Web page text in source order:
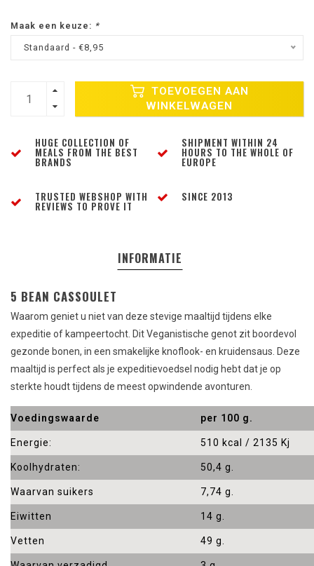
Maak een keuze: *
Standaard - €8,95
TOEVOEGEN AAN
WINKELWAGEN
HUGE COLLECTION OF
MEALS FROM THE BEST
BRANDS
SHIPMENT WITHIN 24
HOURS TO THE WHOLE OF
EUROPE
TRUSTED WEBSHOP WITH
REVIEWS TO PROVE IT
SINCE 2013
INFORMATIE
5 BEAN CASSOULET
Waarom geniet u niet van deze stevige maaltijd tijdens elke
expeditie of kampeertocht. Dit Veganistische genot zit boordevol
gezonde bonen, in een smakelijke knoflook- en kruidensaus. Deze
maaltijd is perfect als je expeditievoedsel nodig hebt dat je op
sterkte houdt tijdens de meest opwindende avonturen.
Voedingswaarde per 100 g.
Energie: 510 kcal / 2135 Kj
Koolhydraten: 50,4 g.
Waarvan suikers 7,74 g.
Eiwitten 14 g.
Vetten 49 g.